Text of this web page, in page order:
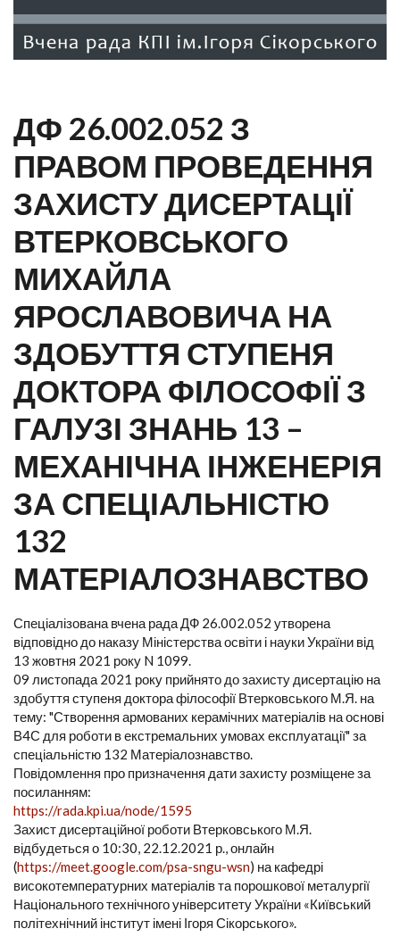
ДФ 26.002.052 З
ПРАВОМ ПРОВЕДЕННЯ
ЗАХИСТУ ДИСЕРТАЦІЇ
ВТЕРКОВСЬКОГО
МИХАЙЛА
ЯРОСЛАВОВИЧА НА
ЗДОБУТТЯ СТУПЕНЯ
ДОКТОРА ФІЛОСОФІЇ З
ГАЛУЗІ ЗНАНЬ 13 –
МЕХАНІЧНА ІНЖЕНЕРІЯ
ЗА СПЕЦІАЛЬНІСТЮ
132
МАТЕРІАЛОЗНАВСТВО
Спеціалізована вчена рада ДФ 26.002.052 утворена
відповідно до наказу Міністерства освіти і науки України від
13 жовтня 2021 року N 1099.
09 листопада 2021 року прийнято до захисту дисертацію на
здобуття ступеня доктора філософії Втерковського М.Я. на
тему: "Створення армованих керамічних матеріалів на основі
В4С для роботи в екстремальних умовах експлуатації" за
спеціальністю 132 Матеріалознавство.
Повідомлення про призначення дати захисту розміщене за
посиланням:
https://rada.kpi.ua/node/1595
Захист дисертаційної роботи Втерковського М.Я.
відбудеться о 10:30, 22.12.2021 р., онлайн
(https://meet.google.com/psa-sngu-wsn) на кафедрі
високотемпературних матеріалів та порошкової металургії
Національного технічного університету України «Київський
політехнічний інститут імені Ігоря Сікорського».